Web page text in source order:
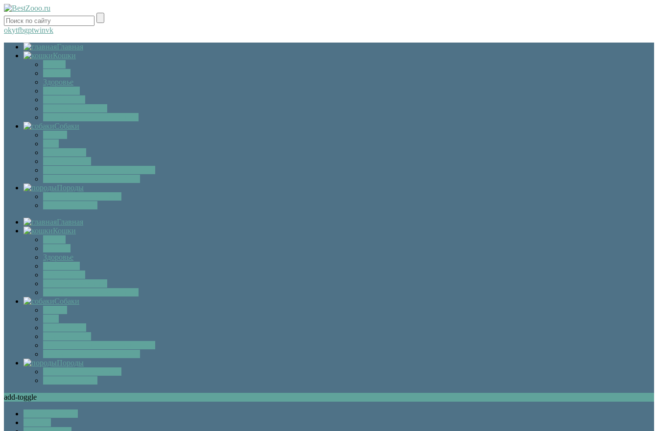
okytfbgptwinvk
Главная
Кошки
Здоровье
Собаки
Породы
Главная
Кошки
Здоровье
Собаки
Породы
add-toggle